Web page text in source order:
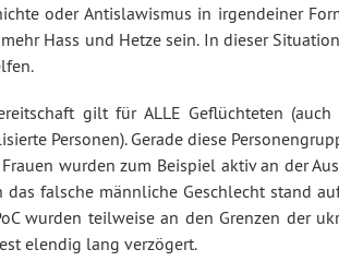
oder Antislawismus in irgendeiner
Hass und Hetze sein. In dieser
gilt für ALLE Geflüchteten
Personen). Gerade diese
wurden zum Beispiel aktiv an der
das falsche männliche Geschlecht stand
wurden teilweise an den Grenzen der
elendig lang verzögert.